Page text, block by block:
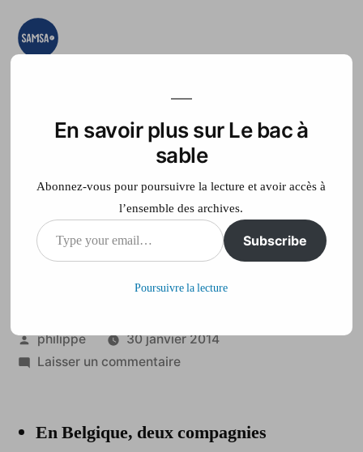
Aller
teste, on expérimente
Accueil France Télé
Des assurances contre
les dérives d’internet
Publié
par
philippe
30 janvier 2014
Laisser un commentairesur
contre
En Belgique, deux compagnies
En savoir plus sur Le bac à
sable
Abonnez-vous pour poursuivre la lecture et avoir accès à
l’ensemble des archives.
Type
your
Subscribe
Poursuivre la lecture